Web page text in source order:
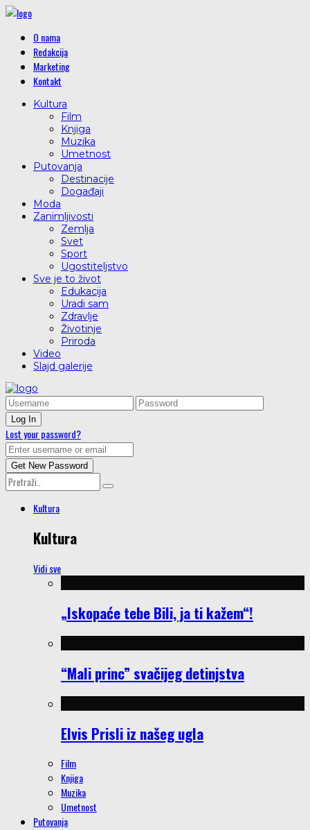
O nama
Redakcija
Marketing
Kontakt
Kultura
Film
Knjiga
Muzika
Umetnost
Putovanja
Destinacije
Događaji
Moda
Zanimljivosti
Zemlja
Svet
Sport
Ugostiteljstvo
Sve je to život
Edukacija
Uradi sam
Zdravlje
Životinje
Priroda
Video
Slajd galerije
Lost your password?
Kultura
Kultura
Vidi sve
„Iskopaće tebe Bili, ja ti kažem“!
“Mali princ” svačijeg detinjstva
Elvis Prisli iz našeg ugla
Film
Knjiga
Muzika
Umetnost
Putovanja